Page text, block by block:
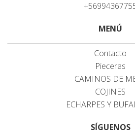
MENÚ
Contacto
Pieceras
CAMINOS DE
COJINES
ECHARPES Y
SÍGUENOS